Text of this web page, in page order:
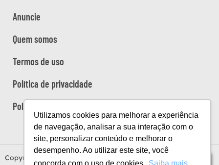
Utilizamos cookies para melhorar a experiência
de navegação, analisar a sua interação com o
site, personalizar conteúdo e melhorar o
desempenho. Ao utilizar este site, você
Índice
Anuncie
Quem somos
Termos de uso
Política de privacidade
Política de cookies
Copyright Viaje na Viagem © 2026